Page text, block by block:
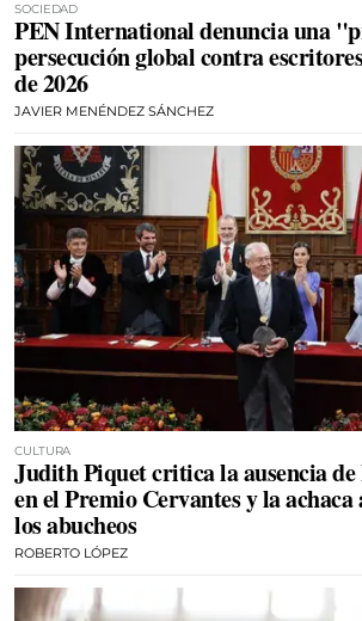
SOCIEDAD
PEN International denuncia una
persecución global contra
de 2026
JAVIER MENÉNDEZ SÁNCHEZ
CULTURA
Judith Piquet critica la ausencia de
en el Premio Cervantes y la
los abucheos
ROBERTO LÓPEZ